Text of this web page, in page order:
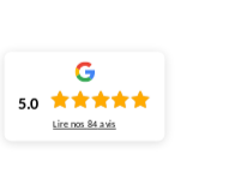
5.0
Lire nos84 avis